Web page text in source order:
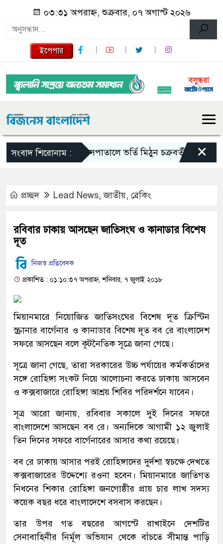
০৩:৩১ অপরাহ্ন, শুক্রবার, ০৭ অগাস্ট ২০২৬
ইপেপার
সংবাদ শিরোনাম :হাসপাতালে ভর্তি মিঠুন চক্রবর্তী ×
প্রচ্ছদ Lead News,জাতীয়, ব্রেকিং
রবিবার ঢাকায় আসছেন জাতিসংঘ ও কানাডার বিশেষ
দূত
নিজস্ব প্রতিবেদক
প্রকাশিত : ০১:১০:৩৭ অপরাহ্ন, শনিবার, ৭ জুলাই ২০১৮
মিয়ানমারে নিয়োজিত জাতিসংঘের বিশেষ দূত ক্রিস্টিন
স্ক্রানার বার্গেনার ও কানাডার বিশেষ দূত বব রে বাংলাদেশ
সফরে আসছেন বলে কূটনৈতিক সূত্রে জানা গেছে।
সূত্রে জানা গেছে, তারা সরকারের উচ্চ পর্যায়ের কর্মকর্তাদের
সঙ্গে রোহিঙ্গা সংকট নিয়ে আলোচনা করতে ঢাকায় আসবেন
ও কক্সবাজারে রোহিঙ্গা আশ্রয় শিবির পরিদর্শনে যাবেন।
সূত্র আরো জানায়, রবিবার সকালে দুই দিনের সফরে
বাংলাদেশে আসছেন বব রে। অন্যদিকে আগামী ১২ জুলাই
তিন দিনের সফরে বার্গেনারের আসার কথা রয়েছে।
বব রে ঢাকায় আসার পরই রোহিঙ্গাদের দুর্দশা স্বচক্ষে দেখতে
কক্সবাজারের উদ্দেশ্যে রওনা হবেন। মিয়ানমারে জাতিগত
নিধনের শিকার রোহিঙ্গা জনগোষ্ঠীর প্রায় চার লাখ সদস্য
কয়েক বছর ধরে বাংলাদেশে বসবাস করছেন।
তার উপর গত বছরের আগস্টে রাখাইনে দেশটির
সেনাবাহিনীর নির্মূল অভিযান থেকে বাঁচতে সীমান্ত পাড়ি